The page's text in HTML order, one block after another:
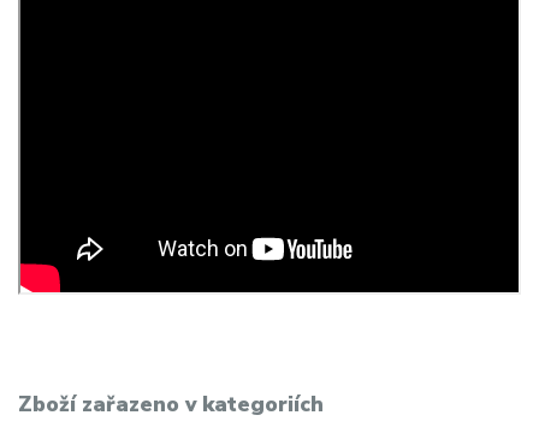
Zboží zařazeno v kategoriích